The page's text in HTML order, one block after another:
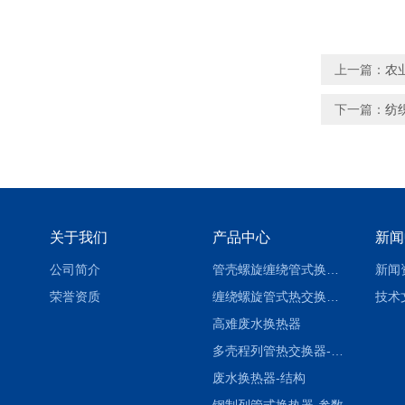
上一篇： 农
下一篇： 纺
关于我们
公司简介
荣誉资质
产品中心
高难废水换热器
废水换热器-结构
新
新闻
技术